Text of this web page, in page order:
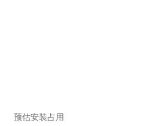
预估安装占用